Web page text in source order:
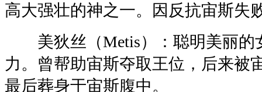
高大强壮的神之一。因反抗宙斯失
美狄丝（Metis）：聪明美丽的
力。曾帮助宙斯夺取王位，后来被
最后葬身于宙斯腹中。